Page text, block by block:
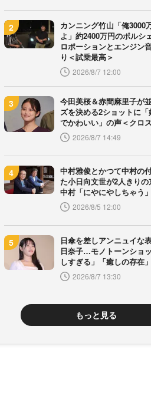
カンニング竹山「俺3000
よ」約2400万円のポルシ
ロポーションとエンジン
り＜試乗最高＞
2026/8/7 12:00
今田美桜＆赤間麻里子が
ズを決める2ショットに
でかわいい」の声＜クロ
2026/8/7 14:49
中村雅俊とかつて中村の
た小日向文世が2人きり
中村「にやにやしちゃう」
2026/8/5 12:00
日傘を差しアンニュイな
日奈子…モノトーンショ
しすぎる」「癒しの存在
2026/8/7 13:30
もっと見る